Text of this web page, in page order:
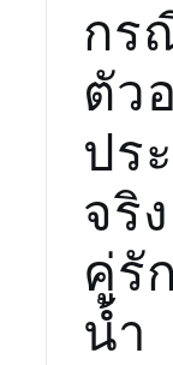
กร
ตัว
ปร
จริ
คู่รั
น้ำ